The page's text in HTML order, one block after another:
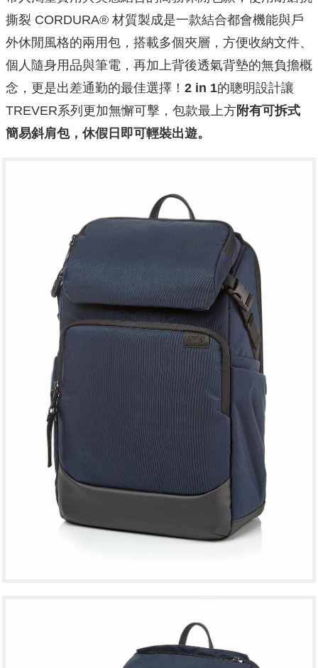
撕裂 CORDURA® 材質製成是一款結合都會機能與戶
外休閒風格的兩用包，搭載多個夾層，方便收納文件、
個人隨身用品與筆電，再加上背後透氣背墊的無負擔概
念，更是出差通勤的最佳選擇！ 2 in 1的聰明設計讓
TREVER系列更加無懈可擊，包款最上方附有可拆式
簡易斜肩包，休假日即可輕裝出遊。